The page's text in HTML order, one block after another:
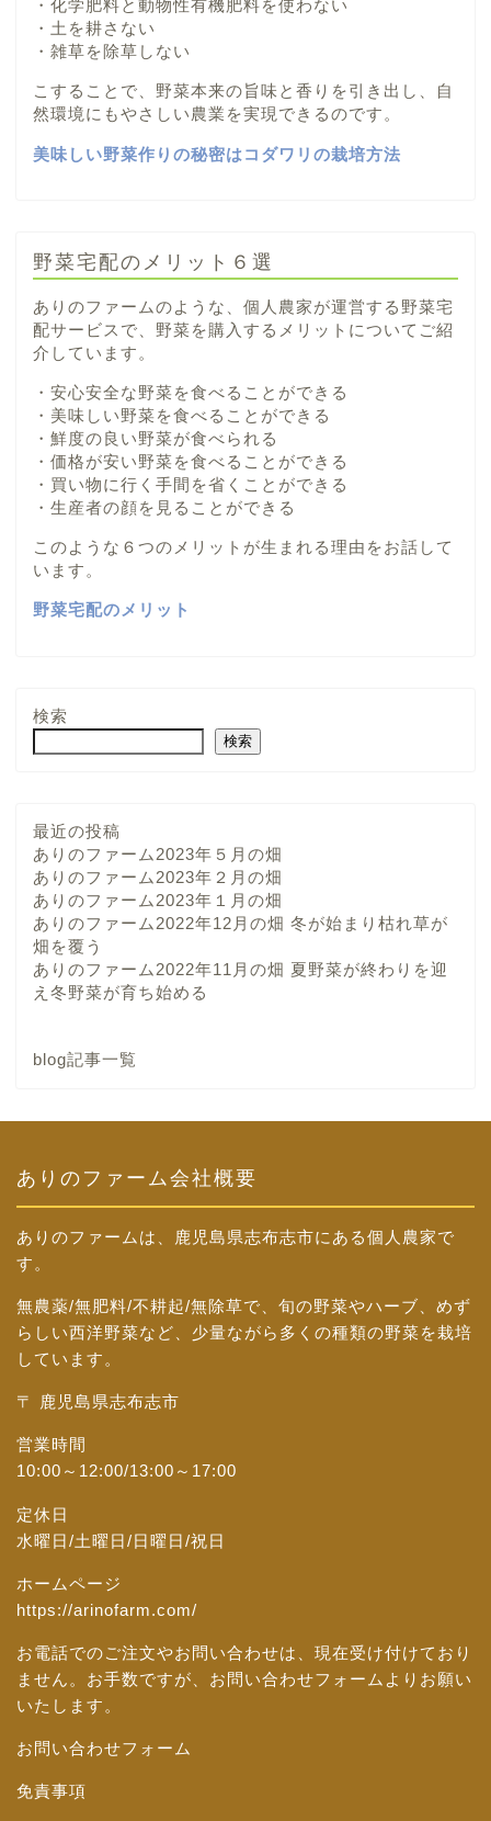
・化学肥料と動物性有機肥料を使わない
・土を耕さない
・雑草を除草しない
こすることで、野菜本来の旨味と香りを引き出し、自
然環境にもやさしい農業を実現できるのです。
美味しい野菜作りの秘密はコダワリの栽培方法
野菜宅配のメリット６選
ありのファームのような、個人農家が運営する野菜宅
配サービスで、野菜を購入するメリットについてご紹
介しています。
・安心安全な野菜を食べることができる
・美味しい野菜を食べることができる
・鮮度の良い野菜が食べられる
・価格が安い野菜を食べることができる
・買い物に行く手間を省くことができる
・生産者の顔を見ることができる
このような６つのメリットが生まれる理由をお話して
います。
野菜宅配のメリット
検索
検索
最近の投稿
ありのファーム2023年５月の畑
ありのファーム2023年２月の畑
ありのファーム2023年１月の畑
ありのファーム2022年12月の畑 冬が始まり枯れ草が
畑を覆う
ありのファーム2022年11月の畑 夏野菜が終わりを迎
え冬野菜が育ち始める
blog記事一覧
ありのファーム会社概要
ありのファームは、鹿児島県志布志市にある個人農家で
す。
無農薬/無肥料/不耕起/無除草で、旬の野菜やハーブ、めず
らしい西洋野菜など、少量ながら多くの種類の野菜を栽培
しています。
〒 鹿児島県志布志市
営業時間
10:00～12:00/13:00～17:00
定休日
水曜日/土曜日/日曜日/祝日
ホームページ
https://arinofarm.com/
お電話でのご注文やお問い合わせは、現在受け付けており
ません。お手数ですが、 お問い合わせフォーム よりお願い
いたします。
お問い合わせフォーム
免責事項